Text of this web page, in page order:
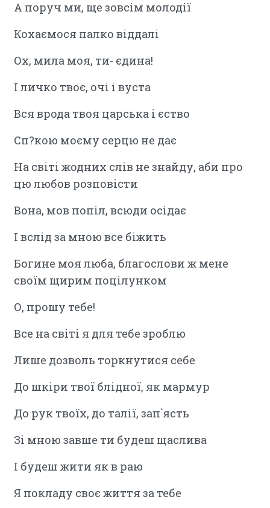
А поруч ми, ще зовсім молодії
Кохаємося палко віддалі
Ох, мила моя, ти- єдина!
І личко твоє, очі і вуста
Вся врода твоя царська і єство
Сп?кою моєму серцю не дає
На світі жодних слів не знайду, аби про
цю любов розповісти
Вона, мов попіл, всюди осідає
І вслід за мною все біжить
Богине моя люба, благослови ж мене
своїм щирим поцілунком
О, прошу тебе!
Все на світі я для тебе зроблю
Лише дозволь торкнутися себе
До шкіри твої блідної, як мармур
До рук твоїх, до талії, зап`ясть
Зі мною завше ти будеш щаслива
І будеш жити як в раю
Я покладу своє життя за тебе